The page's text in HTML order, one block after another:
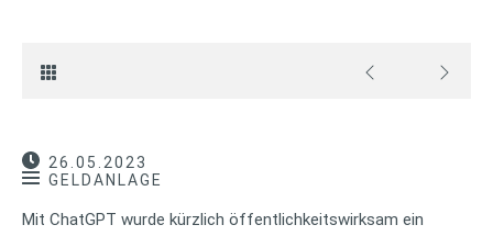
26.05.2023
GELDANLAGE
Mit ChatGPT wurde kürzlich öffentlichkeitswirksam ein